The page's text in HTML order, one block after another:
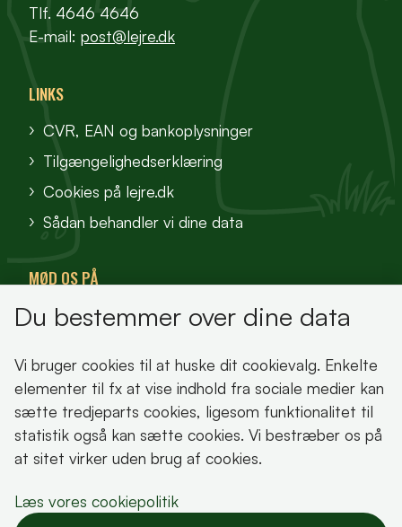
Tlf. 4646 4646
E-mail: post@lejre.dk
LINKS
CVR, EAN og bankoplysninger
Tilgængelighedserklæring
Cookies på lejre.dk
Sådan behandler vi dine data
MØD OS PÅ
VisitFjordlandet
Oplev Lejre
Du bestemmer over dine data
Vi bruger cookies til at huske dit cookievalg. Enkelte
elementer til fx at vise indhold fra sociale medier kan
sætte tredjeparts cookies, ligesom funktionalitet til
statistik også kan sætte cookies. Vi bestræber os på
at sitet virker uden brug af cookies.
Læs vores cookiepolitik